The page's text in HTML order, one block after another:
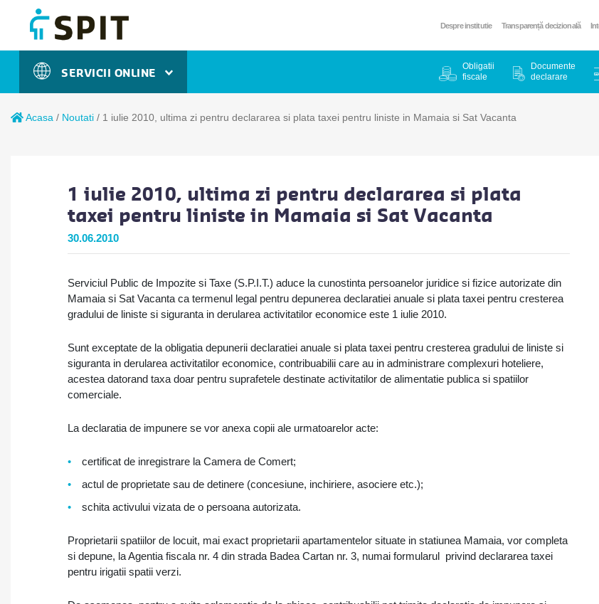
Despre institutie Transparență decizională
SERVICII ONLINE
Obligatii
fiscale
Documente
declarare
Acasa / Noutati / 1 iulie 2010, ultima zi pentru declararea si plata taxei pentru liniste in Mamaia si Sat Vacanta
1 iulie 2010, ultima zi pentru declararea si plata
taxei pentru liniste in Mamaia si Sat Vacanta
30.06.2010
Serviciul Public de Impozite si Taxe (S.P.I.T.) aduce la cunostinta persoanelor juridice si fizice autorizate din
Mamaia si Sat Vacanta ca termenul legal pentru depunerea declaratiei anuale si plata taxei pentru cresterea
gradului de liniste si siguranta in derularea activitatilor economice este 1 iulie 2010.
Sunt exceptate de la obligatia depunerii declaratiei anuale si plata taxei pentru cresterea gradului de liniste si
siguranta in derularea activitatilor economice, contribuabilii care au in administrare complexuri hoteliere,
acestea datorand taxa doar pentru suprafetele destinate activitatilor de alimentatie publica si spatiilor
comerciale.
La declaratia de impunere se vor anexa copii ale urmatoarelor acte:
certificat de inregistrare la Camera de Comert;
actul de proprietate sau de detinere (concesiune, inchiriere, asociere etc.);
schita activului vizata de o persoana autorizata.
Proprietarii spatiilor de locuit, mai exact proprietarii apartamentelor situate in statiunea Mamaia, vor completa
si depune, la Agentia fiscala nr. 4 din strada Badea Cartan nr. 3, numai formularul privind declararea taxei
pentru irigatii spatii verzi.